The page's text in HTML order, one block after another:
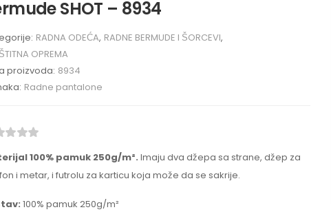
SHOT – 8934
RADNA ODEĆA, RADNE BERMUDE I ŠORCEVI,
OPREMA
proizvoda: 8934
Radne pantalone
100% pamuk 250g/m². Imaju dva džepa sa strane, džep za
i metar, i futrolu za karticu koja može da se sakrije.
100% pamuk 250g/m²